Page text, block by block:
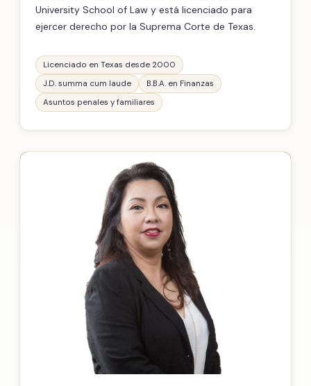
University School of Law y está licenciado para
ejercer derecho por la Suprema Corte de Texas.
Licenciado en Texas desde 2000
J.D. summa cum laude
B.B.A. en Finanzas
Asuntos penales y familiares